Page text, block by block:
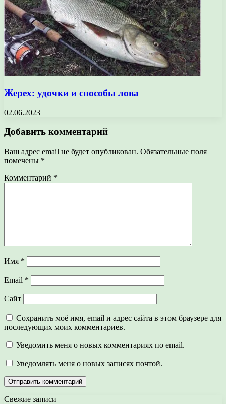
Жерех: удочки и способы лова
02.06.2023
Добавить комментарий
Ваш адрес email не будет опубликован. Обязательные поля
помечены *
Комментарий *
Имя *
Email *
Сайт
Сохранить моё имя, email и адрес сайта в этом браузере для
последующих моих комментариев.
Уведомить меня о новых комментариях по email.
Уведомлять меня о новых записях почтой.
Свежие записи